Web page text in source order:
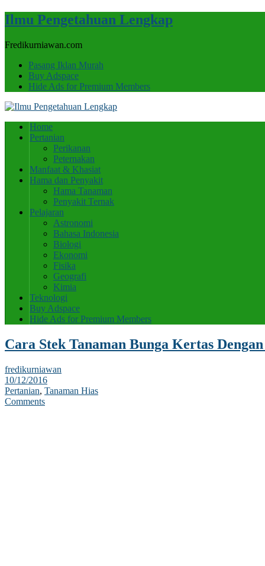
Ilmu Pengetahuan Lengkap
Fredikurniawan.com
Pasang Iklan Murah
Buy Adspace
Hide Ads for Premium Members
Home
Pertanian
Perikanan
Peternakan
Manfaat & Khasiat
Hama dan Penyakit
Hama Tanaman
Penyakit Ternak
Pelajaran
Astronomi
Bahasa Indonesia
Biologi
Ekonomi
Fisika
Geografi
Kimia
Teknologi
Buy Adspace
Hide Ads for Premium Members
Cara Stek Tanaman Bunga Kertas
fredikurniawan
10/12/2016
Pertanian, Tanaman Hias
Comments